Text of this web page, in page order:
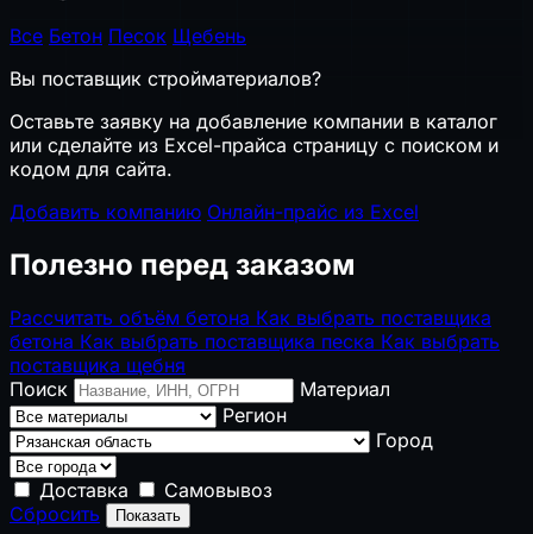
Все Бетон Песок Щебень
Вы поставщик стройматериалов?
Оставьте заявку на добавление компании в каталог
или сделайте из Excel-прайса страницу с поиском и
кодом для сайта.
Добавить компанию Онлайн-прайс из Excel
Полезно перед заказом
Рассчитать объём бетона Как выбрать поставщика
бетона Как выбрать поставщика песка Как выбрать
поставщика щебня
Поиск
Материал
Регион
Город
Доставка
Самовывоз
Сбросить
Показать